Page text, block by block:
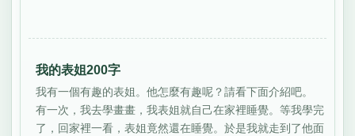
我的表姐200字
我有一個有趣的表姐。他怎麼有趣呢？請看下面介紹吧。
有一次，我去學畫畫，我表姐就自己在家裡睡覺。等我學完
了，回家裡一看，表姐竟然還在睡覺。於是我就走到了他面